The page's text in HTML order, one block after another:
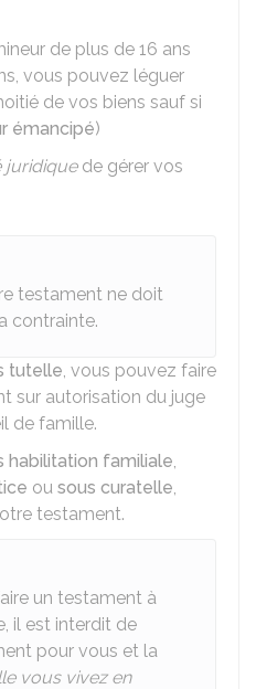
de plus de 16 ans
vous pouvez léguer
de vos biens sauf si
émancipé)
juridiquede gérer vos
testament ne doit
contrainte.
tutelle, vous pouvez faire
sur autorisation du juge
de famille.
habilitation familiale,
ou sous curatelle,
testament.
un testament à
il est interdit de
pour vous et la
vous vivez en